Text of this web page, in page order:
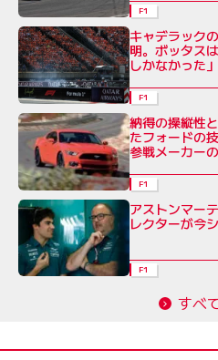
F1
キャデラック
明。ボッタス
しかなかった
F1
納得の操縦性
たフォードの
参戦メーカー
F1
アストンマー
レクターが今
F1
すべ